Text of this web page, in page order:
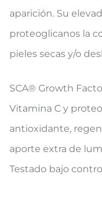
aparición. Su
proteoglicanos la
pieles secas y/o
SCA® Growth
Vitamina C y
antioxidante,
aporte extra de
Testado bajo